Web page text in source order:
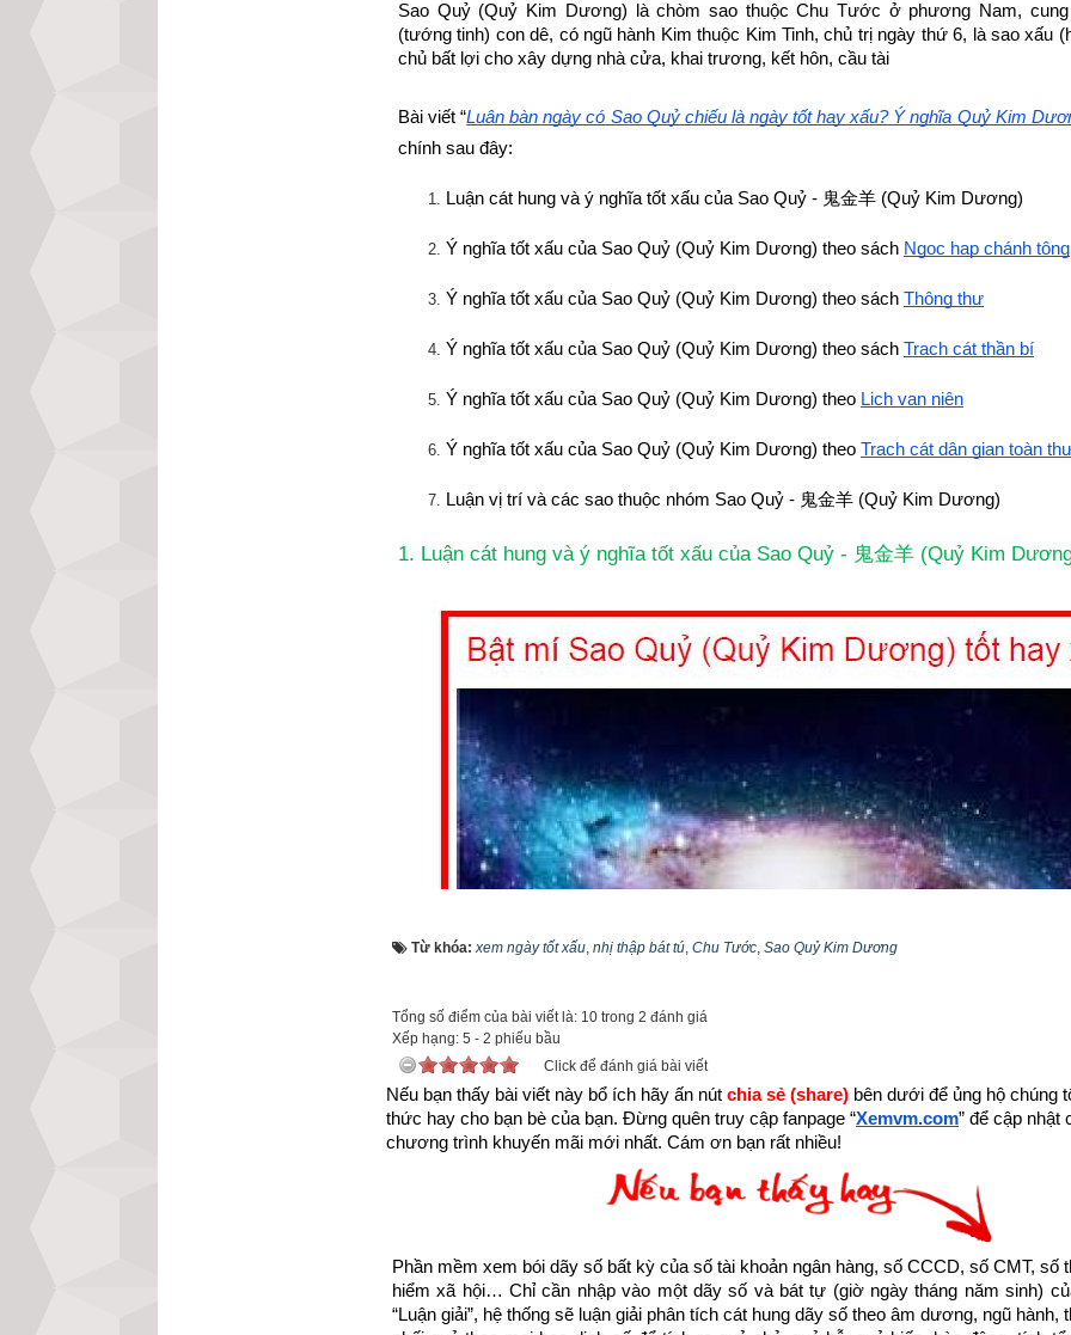
Sao Quỷ (Quỷ Kim Dương) là chòm sao thuộc Chu Tước ở phương Nam,
(tướng tinh) con dê, có ngũ hành Kim thuộc Kim Tinh, chủ trị ngày thứ 6, là sao xấu
chủ bất lợi cho xây dựng nhà cửa, khai trương, kết hôn, cầu tài
Bài viết “Luận bàn ngày có Sao Quỷ chiếu là ngày tốt hay xấu? Ý nghĩa Quỷ Kim
chính sau đây:
Luận cát hung và ý nghĩa tốt xấu của Sao Quỷ - 鬼金羊 (Quỷ Kim Dương)
Ý nghĩa tốt xấu của Sao Quỷ (Quỷ Kim Dương) theo sách Ngọc hạp chánh tông
Ý nghĩa tốt xấu của Sao Quỷ (Quỷ Kim Dương) theo sách Thông thư
Ý nghĩa tốt xấu của Sao Quỷ (Quỷ Kim Dương) theo sách Trạch cát thần bí
Ý nghĩa tốt xấu của Sao Quỷ (Quỷ Kim Dương) theo Lịch vạn niên
Ý nghĩa tốt xấu của Sao Quỷ (Quỷ Kim Dương) theo Trạch cát dân gian toàn
Luận vị trí và các sao thuộc nhóm Sao Quỷ - 鬼金羊 (Quỷ Kim Dương)
1. Luận cát hung và ý nghĩa tốt xấu của Sao Quỷ - 鬼金羊 (Quỷ Kim
Bật mí Sao Quỷ (Quỷ Kim Dương) tốt hay xấu
Các nhà làm lịch xưa đã quan sát 28 chòm sao sáng nhất trên bầu trời để nghiên
của chúng theo các tháng, các mùa trong năm gọi là “nhị thập bát tú
”. 28 ngôi sao đó
Đạo Xích Đạo, đó là những ngôi sao chính, mỗi ngôi sao kéo theo một chùm sao
nó. Cổ nhân đã ghép 28 chòm sao quan sát được trên bầu trời thành 4 chòm sao
chòm nhỏ) đại diện cho 4 phương theo hình thù và trí tưởng tượng của người xưa
Từ khóa:xem ngày tốt xấu, nhị thập bát tú, Chu Tước, Sao Quỷ Kim Dương
Tổng số điểm của bài viết là: 10 trong 2 đánh giá
Xếp hạng: 5 - 2 phiếu bầu
Click để đánh giá bài viết
Nếu bạn thấy bài viết này bổ ích hãy ấn nút chia sẻ (share) bên dưới để ủng hộ chúng
thức hay cho bạn bè của bạn. Đừng quên truy cập fanpage “Xemvm.com” để cập nhật
chương trình khuyến mãi mới nhất. Cám ơn bạn rất nhiều!
Phần mềm xem bói dãy số bất kỳ của số tài khoản ngân hàng, số CCCD, số CMT, số
hiểm xã hội… Chỉ cần nhập vào một dãy số và bát tự (giờ ngày tháng năm sinh)
“Luận giải”, hệ thống sẽ luận giải phân tích cát hung dãy số theo âm dương, ngũ hành,